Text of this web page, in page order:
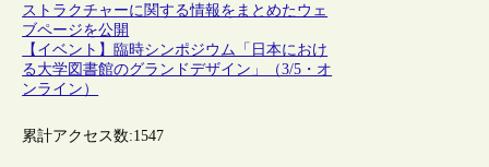
ストラクチャーに関する情報をまとめたウェ
ブページを公開
【イベント】臨時シンポジウム「日本におけ
る大学図書館のグランドデザイン」（3/5・オ
ンライン）
累計アクセス数:1547